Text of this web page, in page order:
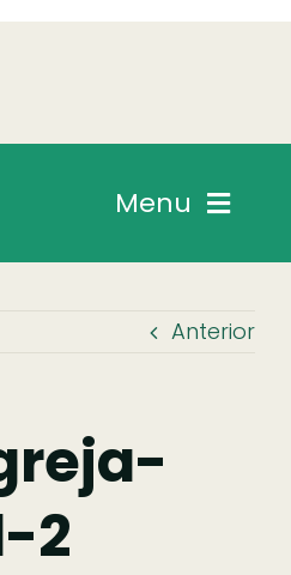
Menu
Fazer
Comer
Anterior
2